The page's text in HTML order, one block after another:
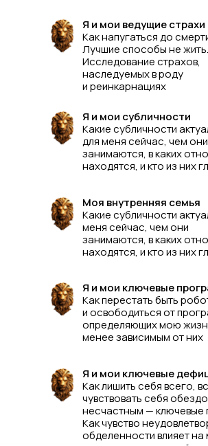
Я и мои субличности
Какие субличности
для меня сейчас, чем они
занимаются, в каких
находятся, и кто из них
Моя внутренняя семья
Какие субличности
меня сейчас, чем они
занимаются, в каких
находятся, и кто из них
Я и мои ключевые
Как перестать быть
и освободиться от
определяющих мою
менее зависимым от них
Я и мои ведущие страхи
Как напугаться до
Лучшие способы не жить.
Исследование страхов,
наследуемых в роду
и реинкарнациях
Я и мои ключевые
Как лишить себя всего,
чувствовать себя
несчастным — ключевые
Как чувство
обделенности влияет